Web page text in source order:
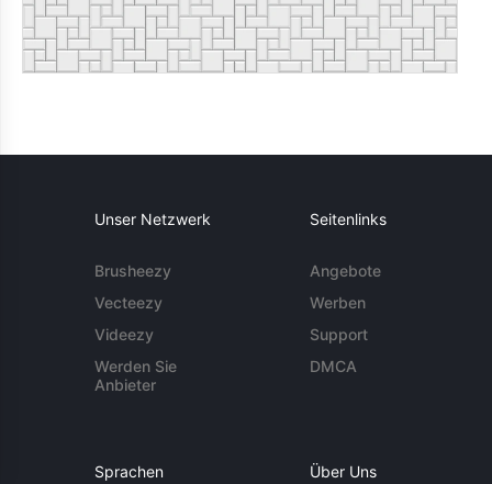
Unser Netzwerk
Brusheezy
Vecteezy
Videezy
Werden Sie
Anbieter
Seitenlinks
Angebote
Werben
Support
DMCA
Sprachen Über Uns